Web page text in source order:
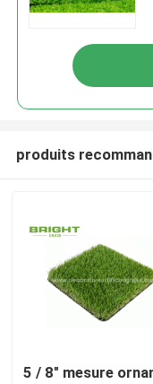
produits
5 / 8" mesure